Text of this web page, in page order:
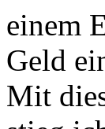
einem
Geld
Mit